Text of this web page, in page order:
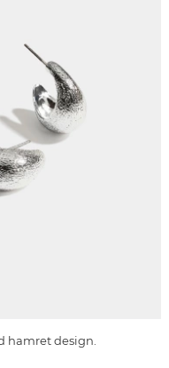
hamret design.